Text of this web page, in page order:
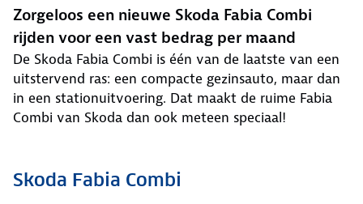
Zorgeloos een nieuwe Skoda Fabia Combi
rijden voor een vast bedrag per maand
De Skoda Fabia Combi is één van de laatste van een
uitstervend ras: een compacte gezinsauto, maar dan
in een stationuitvoering. Dat maakt de ruime Fabia
Combi van Skoda dan ook meteen speciaal!
Skoda Fabia Combi